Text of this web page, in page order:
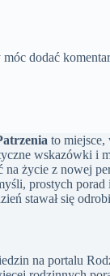
móc dodać
to
wskazówki i
na życie z nowej
prostych
stawał się
na portalu